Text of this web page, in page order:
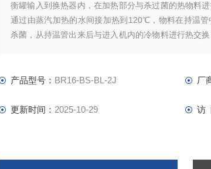
衡罐输入到换热器内，在加热部分与杀过菌的热物料
通过由蒸汽加热的水间接加热到120℃，物料在持温
杀菌，从持温管出来后与进入机内的冷物料进行热交
产品型号： BR16-BS-BL-2J 厂
更新时间： 2025-10-29 访